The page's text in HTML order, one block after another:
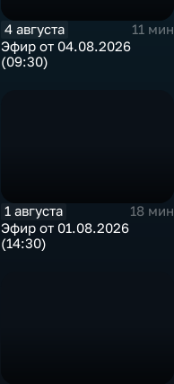
4 августа
11 мин
Эфир от 04.08.2026
(09:30)
1 августа
18 мин
Эфир от 01.08.2026
(14:30)